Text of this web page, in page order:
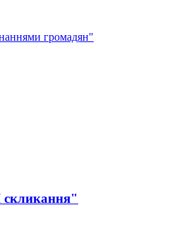
громадян"
скликання"